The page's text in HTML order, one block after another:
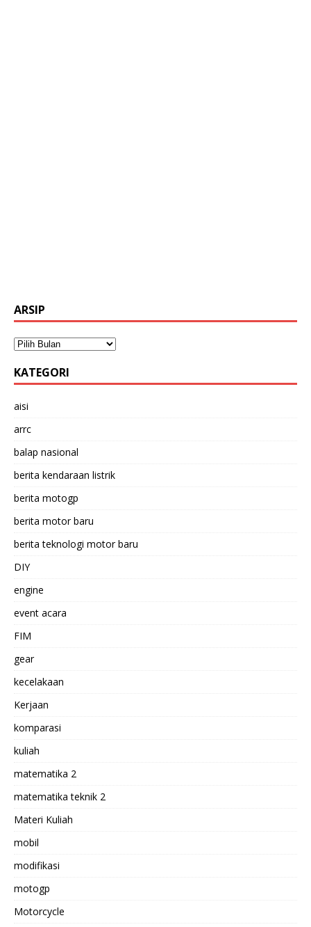
ARSIP
KATEGORI
aisi
arrc
balap nasional
berita kendaraan listrik
berita motogp
berita motor baru
berita teknologi motor baru
DIY
engine
event acara
FIM
gear
kecelakaan
Kerjaan
komparasi
kuliah
matematika 2
matematika teknik 2
Materi Kuliah
mobil
modifikasi
motogp
Motorcycle